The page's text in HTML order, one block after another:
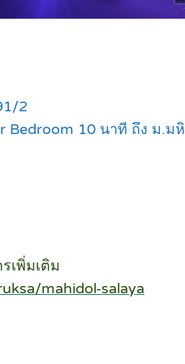
2
Bedroom 10 นาที ถึง ม.ม
เพิ่มเติม
mahidol-salaya